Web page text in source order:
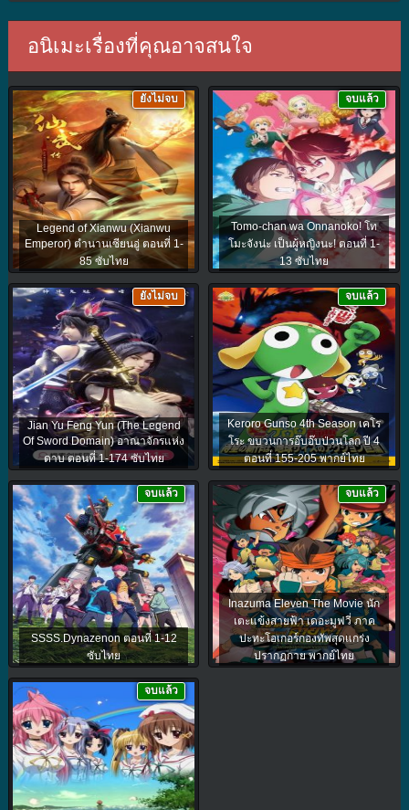
อนิเมะเรื่องที่คุณอาจสนใจ
Legend of Xianwu (Xianwu
Emperor) ตำนานเซียนอู่ ตอนที่ 1-
85 ซับไทย
ยังไม่จบ
Tomo-chan wa Onnanoko! โท
โมะจังน่ะ เป็นผู้หญิงนะ! ตอนที่ 1-
13 ซับไทย
จบแล้ว
Jian Yu Feng Yun (The Legend
Of Sword Domain) อาณาจักรแห่ง
ดาบ ตอนที่ 1-174 ซับไทย
ยังไม่จบ
Keroro Gunso 4th Season เคโร
โระ ขบวนการอ๊บอ๊บป่วนโลก ปี 4
ตอนที่ 155-205 พากย์ไทย
จบแล้ว
SSSS.Dynazenon ตอนที่ 1-12
ซับไทย
จบแล้ว
Inazuma Eleven The Movie นัก
เตะแข้งสายฟ้า เดอะมูฟวี่ ภาค
ปะทะโอเกอร์กองทัพสุดแกร่ง
ปรากฏกาย พากย์ไทย
จบแล้ว
จบแล้ว